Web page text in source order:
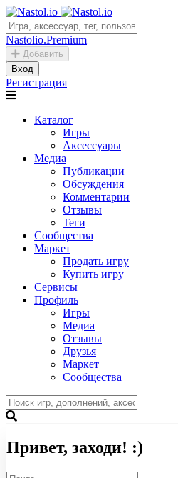
Nastolio.Premium
Добавить
Вход
Регистрация
Каталог
Игры
Аксессуары
Медиа
Публикации
Обсуждения
Комментарии
Отзывы
Теги
Сообщества
Маркет
Продать игру
Купить игру
Сервисы
Профиль
Игры
Медиа
Отзывы
Друзья
Маркет
Сообщества
Привет, заходи! :)